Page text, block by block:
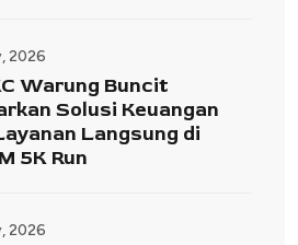
2026
Warung Buncit
Solusi Keuangan
Langsung di
5K Run
2026